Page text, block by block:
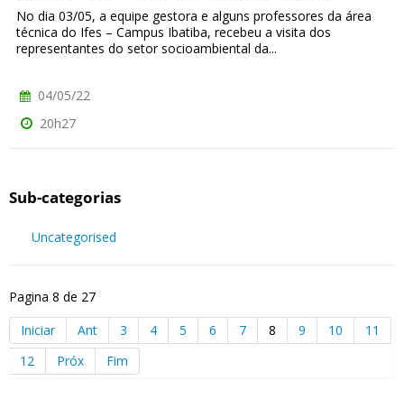
No dia 03/05, a equipe gestora e alguns professores da área
técnica do Ifes – Campus Ibatiba, recebeu a visita dos
representantes do setor socioambiental da...
04/05/22
20h27
Sub-categorias
Uncategorised
Pagina 8 de 27
Iniciar
Ant 3 4 5 6 7 8 9 10
11
12
Próx Fim